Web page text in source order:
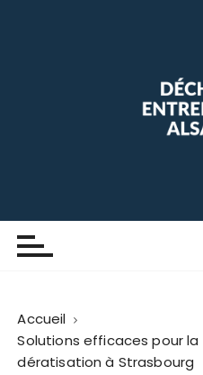
Déchets
Accueil
Solutions efficaces pour
dératisation à Strasbourg